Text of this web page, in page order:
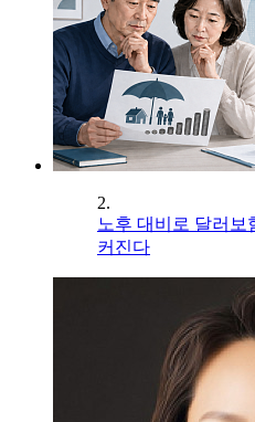
2.
노후 대비로 달러보
커진다